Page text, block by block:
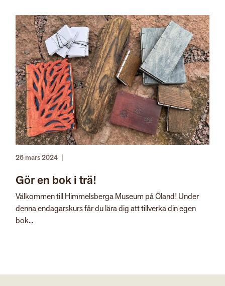
26 mars 2024
Gör en bok i trä!
Välkommen till Himmelsberga Museum på Öland! Under
denna endagarskurs får du lära dig att tillverka din egen
bok...